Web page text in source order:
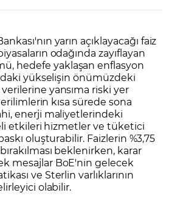
yarın açıklayacağı faiz
odağında zayıflayan
hedefe yaklaşan enflasyon
yükselişin önümüzdeki
yansıma riski yer
kısa sürede sona
enerji maliyetlerindeki
etkileri hizmetler ve tüketici
oluşturabilir. Faizlerin %3,75
beklenirken, karar
mesajlar BoE'nin gelecek
ve Sterlin varlıklarının
olabilir.